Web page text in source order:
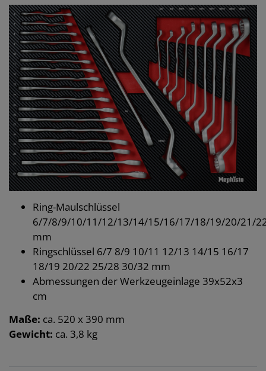
Ring-Maulschlüssel
6/7/8/9/10/11/12/13/14/15/16/17/18/19/20/21/
mm
Ringschlüssel 6/7 8/9 10/11 12/13 14/15 16/17
18/19 20/22 25/28 30/32 mm
Abmessungen der Werkzeugeinlage 39x52x3
cm
Maße: ca. 520 x 390 mm
Gewicht: ca. 3,8 kg